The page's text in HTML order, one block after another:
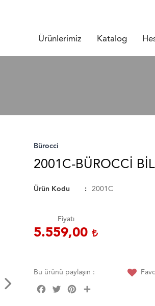
Ürünlerimiz Katalog
Bürocci
2001C-BÜROCCI
Ürün Kodu 2001C
Fiyatı
5.559,00
Bu ürünü paylaşın :
FacebookTwitterPinterest